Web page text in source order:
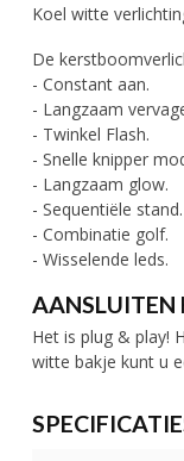
Koel witte
De
- Constant aan.
- Langzaam
- Twinkel Flash.
- Snelle knipper
- Langzaam glow.
- Sequentiële stand.
- Combinatie golf.
- Wisselende leds.
AANSLUITEN
Het is plug & play!
witte bakje kunt u